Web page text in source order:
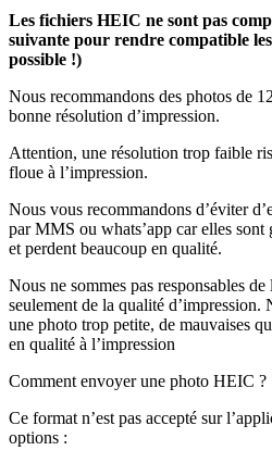
Les fichiers HEIC ne sont pas
suivante pour rendre compatible
possible !)
Nous recommandons des photos de
bonne résolution d’impression.
Attention, une résolution trop faible
floue à l’impression.
Nous vous recommandons d’éviter
par MMS ou whats’app car elles sont
et perdent beaucoup en qualité.
Nous ne sommes pas responsables
seulement de la qualité d’impression.
une photo trop petite, de mauvaises
en qualité à l’impression
Comment envoyer une photo HEIC ?
Ce format n’est pas accepté sur
options :